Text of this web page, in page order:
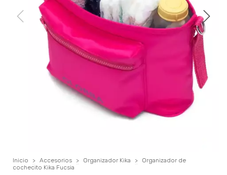
Inicio > Accesorios > Organizador Kika >
Organizador de
cochecito Kika Fucsia